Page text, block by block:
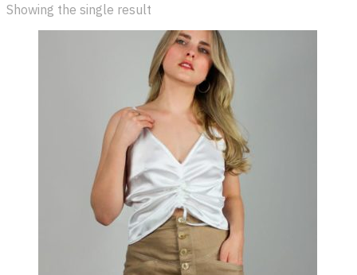
Showing the single result